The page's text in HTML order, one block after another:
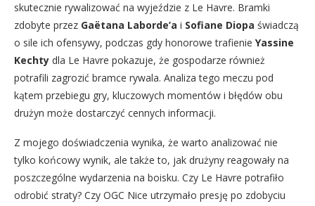
skutecznie rywalizować na wyjeździe z Le Havre. Bramki
zdobyte przez Gaëtana Laborde’a i Sofiane Diopa świadczą
o sile ich ofensywy, podczas gdy honorowe trafienie Yassine
Kechty dla Le Havre pokazuje, że gospodarze również
potrafili zagrozić bramce rywala. Analiza tego meczu pod
kątem przebiegu gry, kluczowych momentów i błędów obu
drużyn może dostarczyć cennych informacji.
Z mojego doświadczenia wynika, że warto analizować nie
tylko końcowy wynik, ale także to, jak drużyny reagowały na
poszczególne wydarzenia na boisku. Czy Le Havre potrafiło
odrobić straty? Czy OGC Nice utrzymało presję po zdobyciu